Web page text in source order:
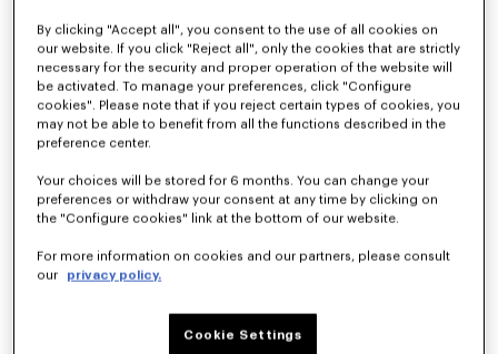
Camiseta de ajuste ceñido de algodón 'KENZO Tulip'
By clicking "Accept all", you consent to the use of all cookies on
our website. If you click "Reject all", only the cookies that are strictly
necessary for the security and proper operation of the website will
be activated. To manage your preferences, click "Configure
cookies". Please note that if you reject certain types of cookies, you
may not be able to benefit from all the functions described in the
preference center.
Your choices will be stored for 6 months. You can change your
preferences or withdraw your consent at any time by clicking on
the "Configure cookies" link at the bottom of our website.
For more information on cookies and our partners, please consult
our
privacy policy.
Cookie Settings